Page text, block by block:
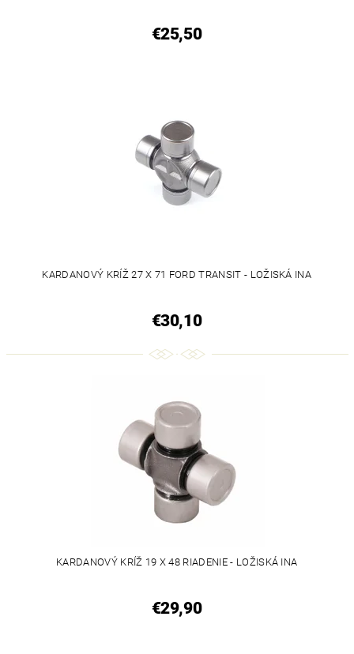
€25,50
KARDANOVÝ KRÍŽ 27 X 71 FORD TRANSIT - LOŽISKÁ INA
€30,10
KARDANOVÝ KRÍŽ 19 X 48 RIADENIE - LOŽISKÁ INA
€29,90